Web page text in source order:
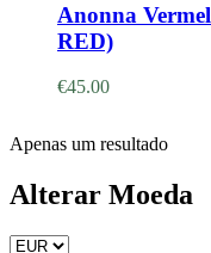
Anonna
RED)
€45.00
Apenas um resultado
Alterar Moeda